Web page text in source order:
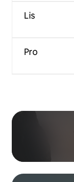
Lis
Pro